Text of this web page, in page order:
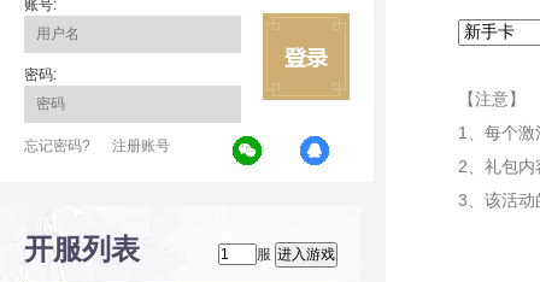
账号:
密码:
忘记密码? 注册账号
开服列表 服
【注意】
1、每个
2、礼包
3、该活动